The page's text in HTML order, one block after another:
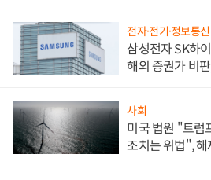
전자·전기·정보통신
삼성전자 SK하
해외 증권가 비
사회
미국 법원 "트럼
조치는 위법", 해